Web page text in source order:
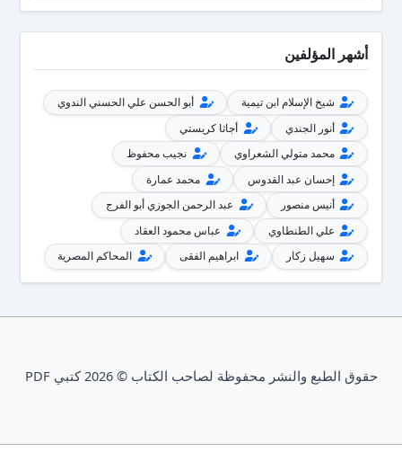
أشهر المؤلفين
شيخ الإسلام ابن تيمية
أبو الحسن علي الحسني الندوي
أنور الجندي
أجاثا كريستي
محمد متولي الشعراوي
نجيب محفوظ
إحسان عبد القدوس
محمد عمارة
أنيس منصور
عبد الرحمن الجوزي أبو الفرج
علي الطنطاوي
عباس محمود العقاد
سهيل زكار
ابراهيم الفقى المحاكم المصرية
حقوق الطبع والنشر محفوظة لصاحب الكتاب © 2026 كتبي PDF